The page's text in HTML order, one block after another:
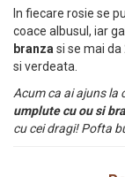
In fiecare rosie se
coace albusul, iar
branza si se mai
si verdeata.
Acum ca ai ajuns la
umplute cu ou si
cu cei dragi! Pofta